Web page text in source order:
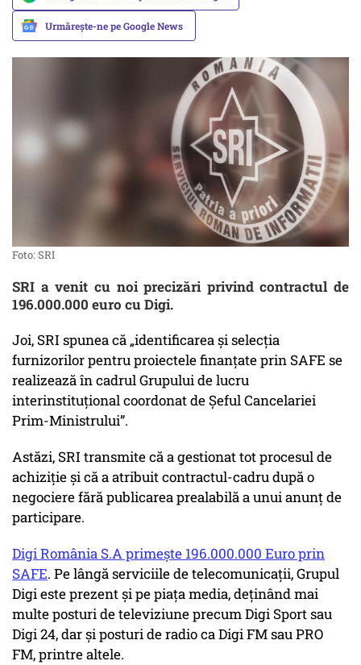
Urmărește-ne pe Google News
Foto: SRI
SRI a venit cu noi precizări privind contractul de
196.000.000 euro cu Digi.
Joi, SRI spunea că „identificarea și selecția
furnizorilor pentru proiectele finanțate prin SAFE se
realizează în cadrul Grupului de lucru
interinstituțional coordonat de Șeful Cancelariei
Prim-Ministrului”.
Astăzi, SRI transmite că a gestionat tot procesul de
achiziție și că a atribuit contractul-cadru după o
negociere fără publicarea prealabilă a unui anunț de
participare.
Digi România S.A primește 196.000.000 Euro prin
SAFE. Pe lângă serviciile de telecomunicații, Grupul
Digi este prezent și pe piața media, deținând mai
multe posturi de televiziune precum Digi Sport sau
Digi 24, dar și posturi de radio ca Digi FM sau PRO
FM, printre altele.